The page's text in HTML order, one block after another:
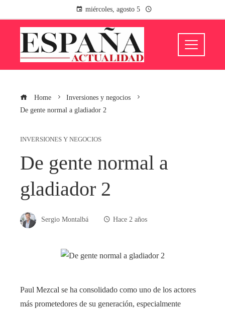
miércoles, agosto 5
Home
Inversiones y negocios
De gente normal a gladiador 2
INVERSIONES Y NEGOCIOS
De gente normal a
gladiador 2
Sergio Montalbá Hace 2 años
Paul Mezcal se ha consolidado como uno de los actores
más prometedores de su generación, especialmente